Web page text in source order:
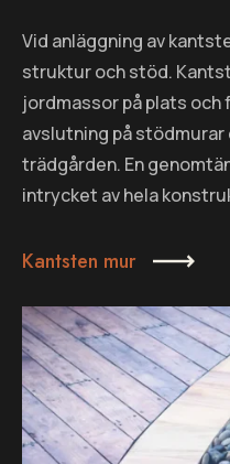
Vid anläggning av
struktur och stöd.
jordmassor på plats och
avslutning på stödmurar
trädgården. En
intrycket av hela
Kantsten mur